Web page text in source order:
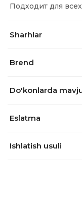
Подходит для
Sharhlar
Brend
Do'konlarda
Eslatma
Ishlatish usuli